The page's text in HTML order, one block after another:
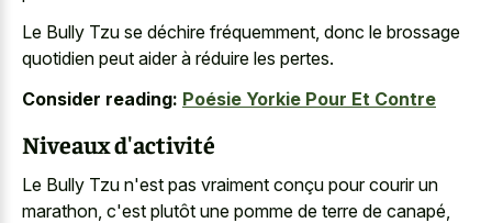
Le Bully Tzu se déchire fréquemment, donc le brossage
quotidien peut aider à réduire les pertes.
Consider reading: Poésie Yorkie Pour Et Contre
Niveaux d'activité
Le Bully Tzu n'est pas vraiment conçu pour courir un
marathon, c'est plutôt une pomme de terre de canapé,